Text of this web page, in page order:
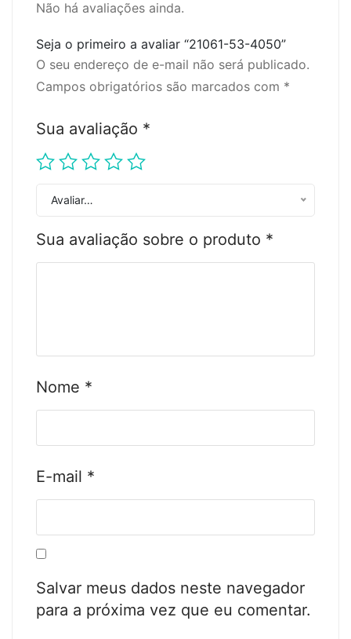
Não há avaliações ainda.
Seja o primeiro a avaliar “21061-53-4050”
O seu endereço de e-mail não será publicado.
Campos obrigatórios são marcados com *
Sua avaliação *
Avaliar…
Sua avaliação sobre o produto *
Nome *
E-mail *
Salvar meus dados neste navegador
para a próxima vez que eu comentar.